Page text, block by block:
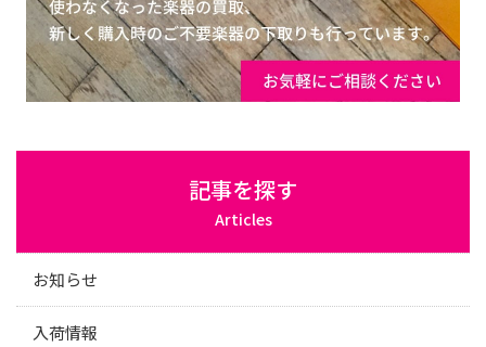
記事を探す
Articles
お知らせ
入荷情報